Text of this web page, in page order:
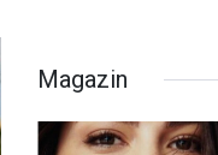
Magazin